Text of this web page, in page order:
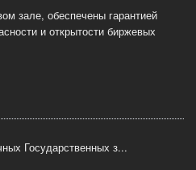
зале, обеспечены гарантией
и открытости биржевых
Государственных з...